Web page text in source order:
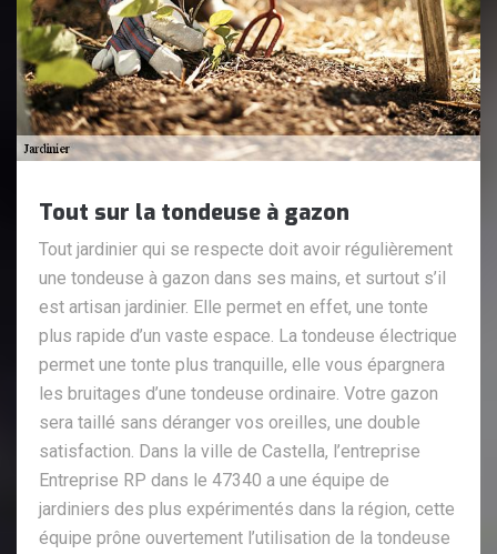
Tout sur la tondeuse à gazon
Tout jardinier qui se respecte doit avoir régulièrement
une tondeuse à gazon dans ses mains, et surtout s’il
est artisan jardinier. Elle permet en effet, une tonte
plus rapide d’un vaste espace. La tondeuse électrique
permet une tonte plus tranquille, elle vous épargnera
les bruitages d’une tondeuse ordinaire. Votre gazon
sera taillé sans déranger vos oreilles, une double
satisfaction. Dans la ville de Castella, l’entreprise
Entreprise RP dans le 47340 a une équipe de
jardiniers des plus expérimentés dans la région, cette
équipe prône ouvertement l’utilisation de la tondeuse